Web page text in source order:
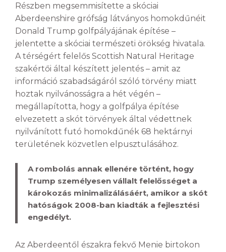
Részben megsemmisítette a skóciai
Aberdeenshire grófság látványos homokdűnéit
Donald Trump golfpályájának építése –
jelentette a skóciai természeti örökség hivatala.
A térségért felelős Scottish Natural Heritage
szakértői által készített jelentés – amit az
információ szabadságáról szóló törvény miatt
hoztak nyilvánosságra a hét végén –
megállapította, hogy a golfpálya építése
elvezetett a skót törvények által védettnek
nyilvánított futó homokdűnék 68 hektárnyi
területének közvetlen elpusztulásához.
A rombolás annak ellenére történt, hogy
Trump személyesen vállalt felelősséget a
károkozás minimalizálásáért, amikor a skót
hatóságok 2008-ban kiadták a fejlesztési
engedélyt.
Az Aberdeentől északra fekvő Menie birtokon